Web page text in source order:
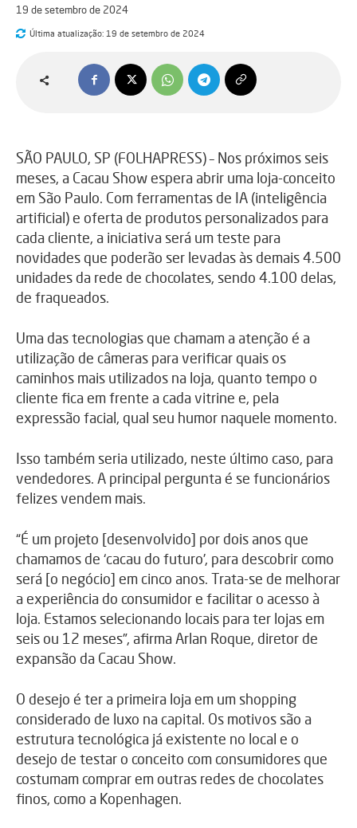
19 de setembro de 2024
Última atualização: 19 de setembro de 2024
SÃO PAULO, SP (FOLHAPRESS) – Nos próximos seis
meses, a Cacau Show espera abrir uma loja-conceito
em São Paulo. Com ferramentas de IA (inteligência
artificial) e oferta de produtos personalizados para
cada cliente, a iniciativa será um teste para
novidades que poderão ser levadas às demais 4.500
unidades da rede de chocolates, sendo 4.100 delas,
de fraqueados.
Uma das tecnologias que chamam a atenção é a
utilização de câmeras para verificar quais os
caminhos mais utilizados na loja, quanto tempo o
cliente fica em frente a cada vitrine e, pela
expressão facial, qual seu humor naquele momento.
Isso também seria utilizado, neste último caso, para
vendedores. A principal pergunta é se funcionários
felizes vendem mais.
“É um projeto [desenvolvido] por dois anos que
chamamos de ‘cacau do futuro’, para descobrir como
será [o negócio] em cinco anos. Trata-se de melhorar
a experiência do consumidor e facilitar o acesso à
loja. Estamos selecionando locais para ter lojas em
seis ou 12 meses”, afirma Arlan Roque, diretor de
expansão da Cacau Show.
O desejo é ter a primeira loja em um shopping
considerado de luxo na capital. Os motivos são a
estrutura tecnológica já existente no local e o
desejo de testar o conceito com consumidores que
costumam comprar em outras redes de chocolates
finos, como a Kopenhagen.